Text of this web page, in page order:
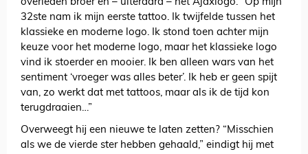
overleden broer en – uiteraard – het Ajaxlogo. “Op mijn
32ste nam ik mijn eerste tattoo. Ik twijfelde tussen het
klassieke en moderne logo. Ik stond toen achter mijn
keuze voor het moderne logo, maar het klassieke logo
vind ik stoerder en mooier. Ik ben alleen wars van het
sentiment ‘vroeger was alles beter’. Ik heb er geen spijt
van, zo werkt dat met tattoos, maar als ik de tijd kon
terugdraaien…”
Overweegt hij een nieuwe te laten zetten? “Misschien
als we de vierde ster hebben gehaald,” eindigt hij met